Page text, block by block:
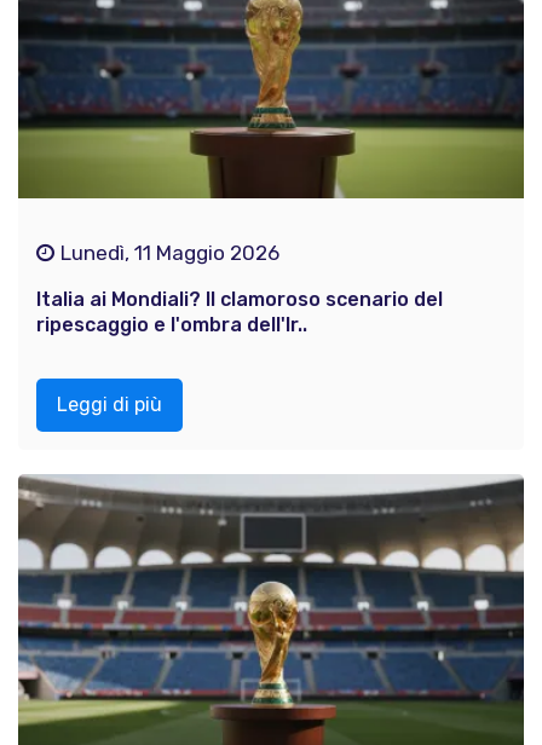
Lunedì, 11 Maggio 2026
Italia ai Mondiali? Il clamoroso scenario del
ripescaggio e l'ombra dell'Ir..
Leggi di più